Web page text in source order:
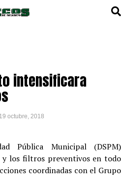
intensificara
19 octubre, 2018
Pública Municipal (DSPM)
los filtros preventivos en todo
coordinadas con el Grupo